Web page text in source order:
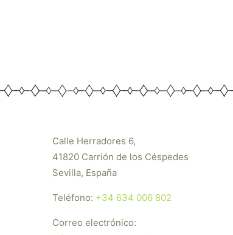
Calle Herradores 6,
41820 Carrión de los Céspedes
Sevilla, España
Teléfono: +34 634 006 802
Correo electrónico: